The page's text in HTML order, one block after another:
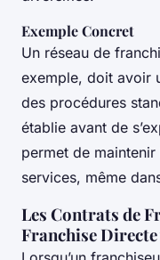
Exemple Concret
Un réseau de
exemple, doit avoir
des procédures
établie avant de
permet de
services, même
Les Contrats de
Franchise